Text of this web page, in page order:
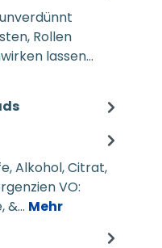
Rollen
lassen…
Alkohol, Citrat,
VO:
&… Mehr